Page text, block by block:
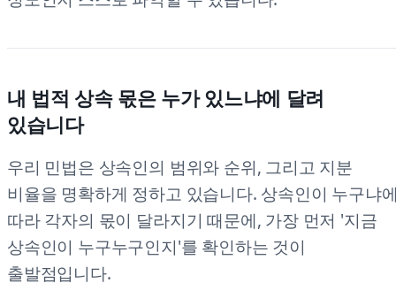
내 법적 상속 몫은 누가 있느냐에 달려
있습니다
우리 민법은 상속인의 범위와 순위, 그리고 지분
비율을 명확하게 정하고 있습니다. 상속인이 누구냐
따라 각자의 몫이 달라지기 때문에, 가장 먼저 '지금
상속인이 누구누구인지'를 확인하는 것이
출발점입니다.